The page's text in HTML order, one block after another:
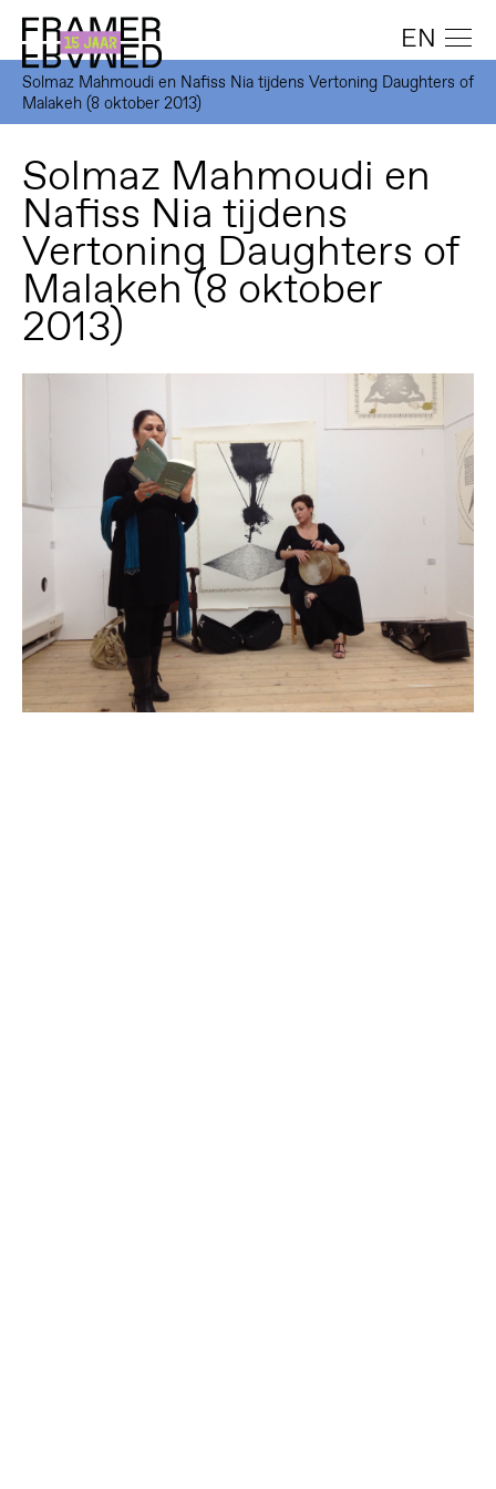
EN
Solmaz Mahmoudi en Nafiss Nia tijdens Vertoning Daughters of
Malakeh (8 oktober 2013)
Solmaz Mahmoudi en
Nafiss Nia tijdens
Vertoning Daughters of
Malakeh (8 oktober
2013)